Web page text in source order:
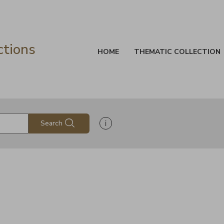
HOME THEMATIC COLLECTION
Search Show search help information